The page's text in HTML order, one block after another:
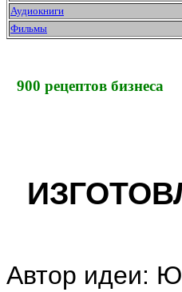
Аудиокниги
Фильмы
900рецептов бизнеса
Автор идеи: